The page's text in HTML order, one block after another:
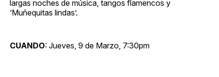
largas noches de música, tangos flamencos y
‘Muñequitas lindas’.
CUANDO: Jueves, 9 de Marzo, 7:30pm